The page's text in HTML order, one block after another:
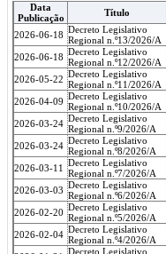
Data
Publicação
Título
2026-06-18 Decreto Legislativo
Regional n.º13/2026/A
2026-06-18 Decreto Legislativo
Regional n.º12/2026/A
2026-05-22 Decreto Legislativo
Regional n.º11/2026/A
2026-04-09 Decreto Legislativo
Regional n.º10/2026/A
2026-03-24 Decreto Legislativo
Regional n.º9/2026/A
2026-03-24 Decreto Legislativo
Regional n.º8/2026/A
2026-03-11 Decreto Legislativo
Regional n.º7/2026/A
2026-03-03 Decreto Legislativo
Regional n.º6/2026/A
2026-02-20 Decreto Legislativo
Regional n.º5/2026/A
2026-02-04 Decreto Legislativo
Regional n.º4/2026/A
Decreto Legislativo